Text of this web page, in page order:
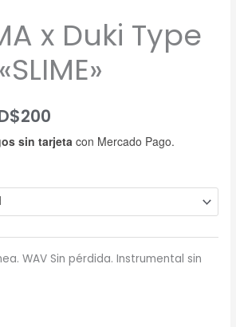
x Duki Type
200
de
USD$20
hasta
sin tarjetacon Mercado Pago.
WAV Sin pérdida. Instrumental sin